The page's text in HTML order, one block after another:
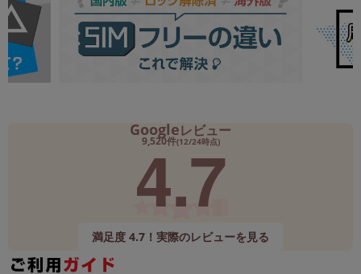
Googleレビュー
9,520件(12/24時点)
4.7
満足度 4.7！実際のレビューを見る